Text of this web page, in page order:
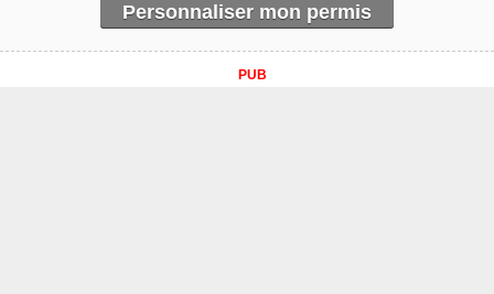
Personnaliser mon permis
PUB